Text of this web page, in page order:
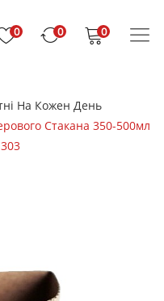
0 0 0
На Кожен День
Стакана 350-500мл